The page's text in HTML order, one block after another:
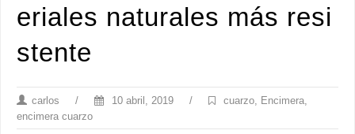
eriales naturales más resi
stente
carlos / 10 abril, 2019 / cuarzo Encimera
encimera cuarzo